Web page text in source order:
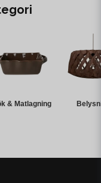
& Matlagning